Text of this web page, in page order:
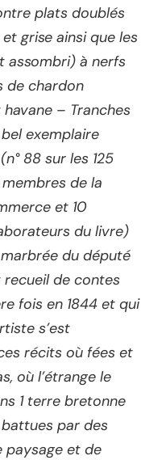
plats doublés
grise ainsi que les
assombri) à nerfs
de chardon
– Tranches
exemplaire
88 sur les 125
de la
et 10
du livre)
du député
de contes
fois en 1844 et qui
s’est
récits où fées et
où l’étrange le
1 terre bretonne
par des
paysage et de